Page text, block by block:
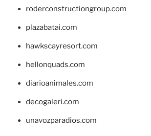
roderconstructiongroup.com
plazabatai.com
hawkscayresort.com
hellonquads.com
diarioanimales.com
decogaleri.com
unavozparadios.com